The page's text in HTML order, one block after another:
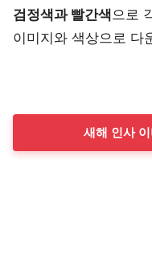
검정색과 빨간색으로
이미지와 색상으로 다
새해 인사